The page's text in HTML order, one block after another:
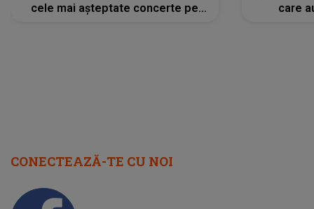
cele mai așteptate concerte pe
care
CONECTEAZĂ-TE CU NOI